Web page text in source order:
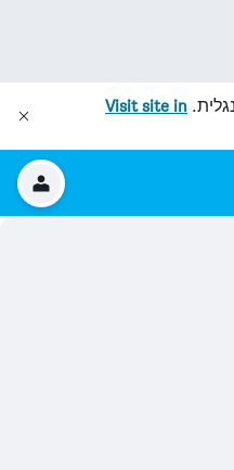
Visit site in